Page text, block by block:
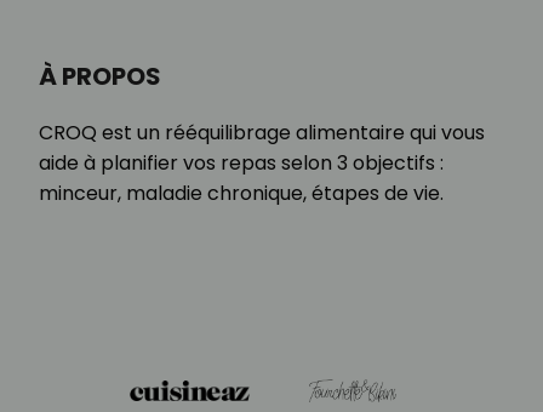
À PROPOS
CROQ est un rééquilibrage alimentaire qui vous
aide à planifier vos repas selon 3 objectifs :
minceur, maladie chronique, étapes de vie.